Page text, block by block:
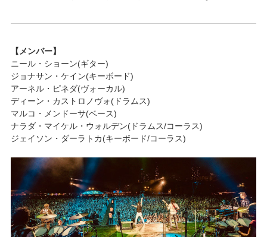
【メンバー】
ニール・ショーン(ギター)
ジョナサン・ケイン(キーボード)
アーネル・ピネダ(ヴォーカル)
ディーン・カストロノヴォ(ドラムス)
マルコ・メンドーサ(ベース)
ナラダ・マイケル・ウォルデン(ドラムス/コーラス)
ジェイソン・ダーラトカ(キーボード/コーラス)